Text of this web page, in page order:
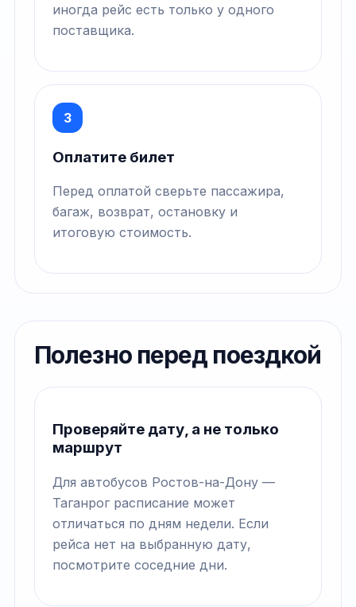
иногда рейс есть только у одного
поставщика.
3
Оплатите билет
Перед оплатой сверьте пассажира,
багаж, возврат, остановку и
итоговую стоимость.
Полезно перед поездкой
Проверяйте дату, а не только
маршрут
Для автобусов Ростов-на-Дону —
Таганрог расписание может
отличаться по дням недели. Если
рейса нет на выбранную дату,
посмотрите соседние дни.